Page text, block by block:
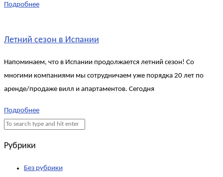
Подробнее
Летний сезон в Испании
Напоминаем, что в Испании продолжается летний сезон! Со
многими компаниями мы сотрудничаем уже порядка 20 лет по
аренде/продаже вилл и апартаментов. Сегодня
Подробнее
Рубрики
Без рубрики